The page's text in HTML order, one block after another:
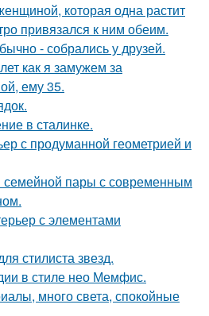
которая одна растит
привязался к ним обеим.
- собрались у друзей.
как я замужем за
ему 35.
в сталинке.
с продуманной геометрией и
семейной пары с современным
с элементами
стилиста звезд.
в стиле нео Мемфис.
много света, спокойные